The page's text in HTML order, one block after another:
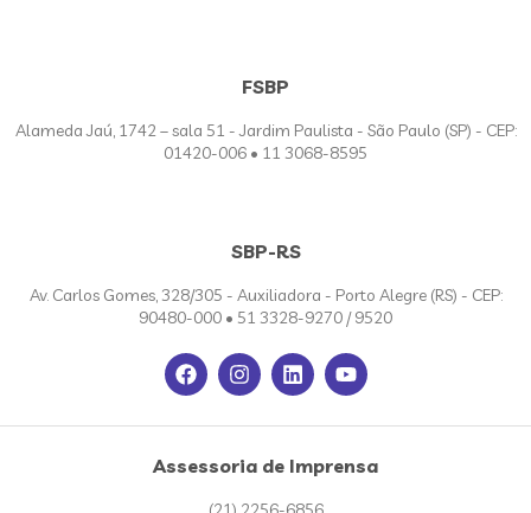
FSBP
Alameda Jaú, 1742 – sala 51 - Jardim Paulista - São Paulo (SP) - CEP:
01420-006 • 11 3068-8595
SBP-RS
Av. Carlos Gomes, 328/305 - Auxiliadora - Porto Alegre (RS) - CEP:
90480-000 • 51 3328-9270 / 9520
Assessoria de Imprensa